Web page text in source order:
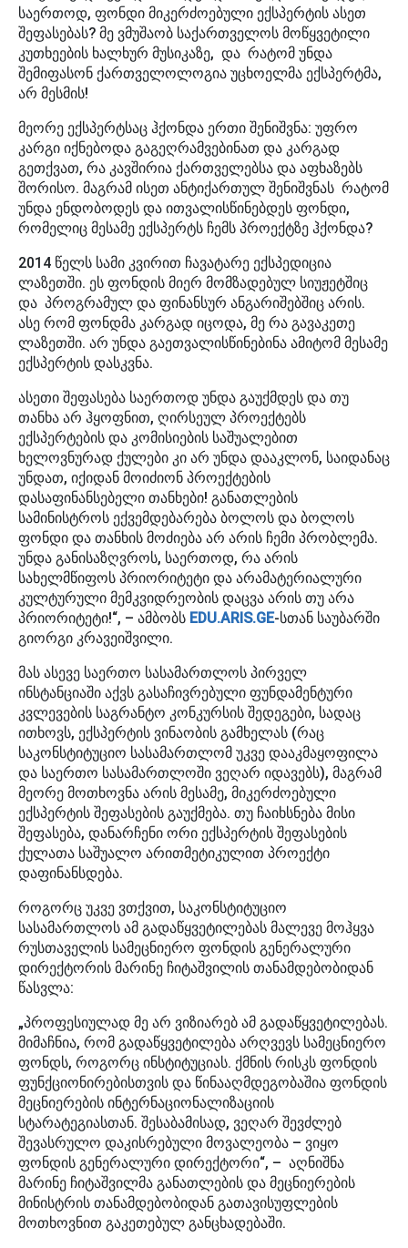
საერთოდ, ფონდი მიკერძოებული ექსპერტის ასეთ
შეფასებას? მე ვმუშაობ საქართველოს მოწყვეტილი
კუთხეების ხალხურ მუსიკაზე, და რატომ უნდა
შემიფასონ ქართველოლოგია უცხოელმა ექსპერტმა,
არ მესმის!
მეორე ექსპერტსაც ჰქონდა ერთი შენიშვნა: უფრო
კარგი იქნებოდა გაგეღრამვებინათ და კარგად
გეთქვათ, რა კავშირია ქართველებსა და აფხაზებს
შორისო. მაგრამ ისეთ ანტიქართულ შენიშვნას რატომ
უნდა ენდობოდეს და ითვალისწინებდეს ფონდი,
რომელიც მესამე ექსპერტს ჩემს პროექტზე ჰქონდა?
2014 წელს სამი კვირით ჩავატარე ექსპედიცია
ლაზეთში. ეს ფონდის მიერ მომზადებულ სიუჟეტშიც
და პროგრამულ და ფინანსურ ანგარიშებშიც არის.
ასე რომ ფონდმა კარგად იცოდა, მე რა გავაკეთე
ლაზეთში. არ უნდა გაეთვალისწინებინა ამიტომ მესამე
ექსპერტის დასკვნა.
ასეთი შეფასება საერთოდ უნდა გაუქმდეს და თუ
თანხა არ ჰყოფნით, ღირსეულ პროექტებს
ექსპერტების და კომისიების საშუალებით
ხელოვნურად ქულები კი არ უნდა დააკლონ, საიდანაც
უნდათ, იქიდან მოიძიონ პროექტების
დასაფინანსებელი თანხები! განათლების
სამინისტროს ექვემდებარება ბოლოს და ბოლოს
ფონდი და თანხის მოძიება არ არის ჩემი პრობლემა.
უნდა განისაზღვროს, საერთოდ, რა არის
სახელმწიფოს პრიორიტეტი და არამატერიალური
კულტურული მემკვიდრეობის დაცვა არის თუ არა
პრიორიტეტი!“, – ამბობს EDU.ARIS.GE-სთან საუბარში
გიორგი კრავეიშვილი.
მას ასევე საერთო სასამართლოს პირველ
ინსტანციაში აქვს გასაჩივრებული ფუნდამენტური
კვლევების საგრანტო კონკურსის შედეგები, სადაც
ითხოვს, ექსპერტის ვინაობის გამხელას (რაც
საკონსტიტუციო სასამართლომ უკვე დააკმაყოფილა
და საერთო სასამართლოში ვეღარ იდავებს), მაგრამ
მეორე მოთხოვნა არის მესამე, მიკერძოებული
ექსპერტის შეფასების გაუქმება. თუ ჩაიხსნება მისი
შეფასება, დანარჩენი ორი ექსპერტის შეფასების
ქულათა საშუალო არითმეტიკულით პროექტი
დაფინანსდება.
როგორც უკვე ვთქვით, საკონსტიტუციო
სასამართლოს ამ გადაწყვეტილებას მალევე მოჰყვა
რუსთაველის სამეცნიერო ფონდის გენერალური
დირექტორის მარინე ჩიტაშვილის თანამდებობიდან
წასვლა:
„პროფესიულად მე არ ვიზიარებ ამ გადაწყვეტილებას.
მიმაჩნია, რომ გადაწყვეტილება არღვევს სამეცნიერო
ფონდს, როგორც ინსტიტუციას. ქმნის რისკს ფონდის
ფუნქციონირებისთვის და წინააღმდეგობაშია ფონდის
მეცნიერების ინტერნაციონალიზაციის
სტარატეგიასთან. შესაბამისად, ვეღარ შევძლებ
შევასრულო დაკისრებული მოვალეობა – ვიყო
ფონდის გენერალური დირექტორი“, – აღნიშნა
მარინე ჩიტაშვილმა განათლების და მეცნიერების
მინისტრის თანამდებობიდან გათავისუფლების
მოთხოვნით გაკეთებულ განცხადებაში.